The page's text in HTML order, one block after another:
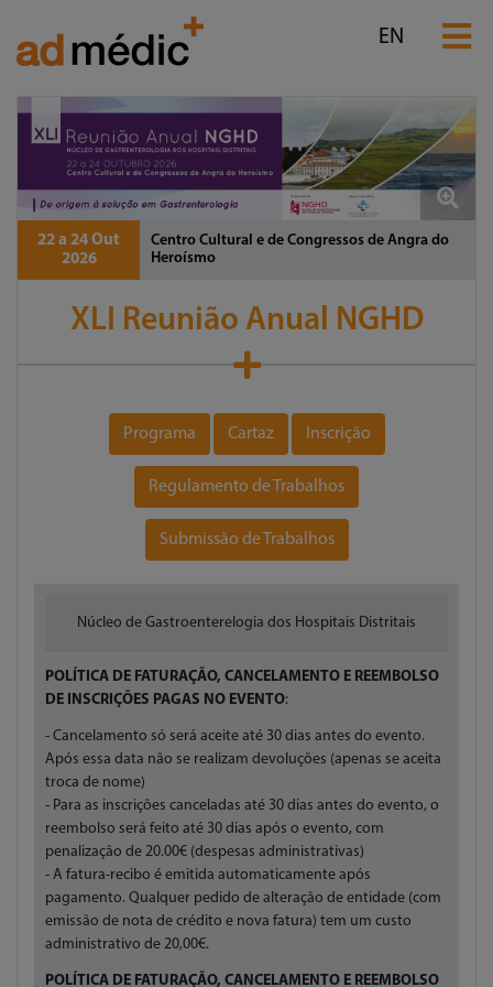
EN
22 a 24 Out
2026
Centro Cultural e de Congressos de Angra do
Heroísmo
XLI Reunião Anual NGHD
Programa Cartaz Inscrição
Regulamento de Trabalhos
Submissão de Trabalhos
Núcleo de Gastroenterelogia dos Hospitais Distritais
POLÍTICA DE FATURAÇÃO, CANCELAMENTO E REEMBOLSO
DE INSCRIÇÕES PAGAS NO EVENTO:
- Cancelamento só será aceite até 30 dias antes do evento.
Após essa data não se realizam devoluções (apenas se aceita
troca de nome)
- Para as inscrições canceladas até 30 dias antes do evento, o
reembolso será feito até 30 dias após o evento, com
penalização de 20.00€ (despesas administrativas)
- A fatura-recibo é emitida automaticamente após
pagamento. Qualquer pedido de alteração de entidade (com
emissão de nota de crédito e nova fatura) tem um custo
administrativo de 20,00€.
POLÍTICA DE FATURAÇÃO, CANCELAMENTO E REEMBOLSO